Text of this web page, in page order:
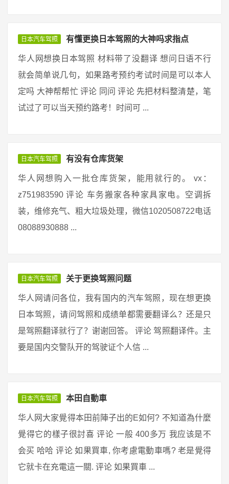
日本汽车驾照 有懂更换日本驾照的大神吗求指点
华人网想换日本驾照 材料带了没翻译 想问日语不行
就会简单说几句，如果路考预约考试时间是可以本人
定吗 大神帮帮忙 评论 同问 评论 先把材料整清楚，笔
试过了可以当天预约路考！时间可 ...
日本汽车驾照 有没有仓库货架
华人网想购入一批仓库货架，能用就行的。 vx：
z751983590 评论 车务搬家各种家具家电。空调拆
装，维修充气、粗大垃圾处理，微信1020508722电话
08088930888 ...
日本汽车驾照 关于更换驾照问题
华人网请问各位，我有国内的汽车驾照，现在想更换
日本驾照，请问驾照和成绩单都需要翻译么？还是只
是驾照翻译就行了？谢谢回答。 评论 驾照翻译件。主
要是国内交警队开的驾驶证个人信 ...
日本汽车驾照 本田自動車
华人网大家覺得本田前陣子出的E如何? 不知道為什麼
覺得它的樣子很討喜 评论 一般 400多万 我应该是不
会买 哈哈 评论 如果買車, 你考慮電動車嗎? 老是覺得
它就卡在充電這一關. 评论 如果買車 ...